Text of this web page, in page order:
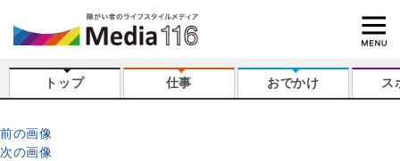
トップ 仕事 おでかけ ス
前の画像
次の画像